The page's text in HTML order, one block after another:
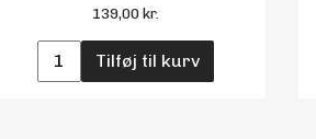
139,00 kr.
Tilføj til kurv